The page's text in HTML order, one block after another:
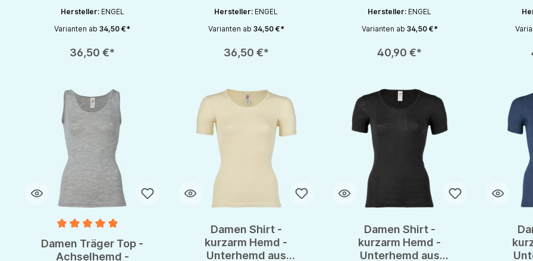
Hersteller: ENGEL
Varianten ab 34,50 €*
36,50 €*
Hersteller: ENGEL
Varianten ab 34,50 €*
36,50 €*
Hersteller: ENGEL
Varianten ab 34,50 €*
40,90 €*
Durchschnittliche Bewertung von 5 von 5 Sternen
Damen Träger Top -
Achselhemd -
Damen Shirt -
kurzarm Hemd -
Unterhemd aus
Damen Shirt -
kurzarm Hemd -
Unterhemd aus